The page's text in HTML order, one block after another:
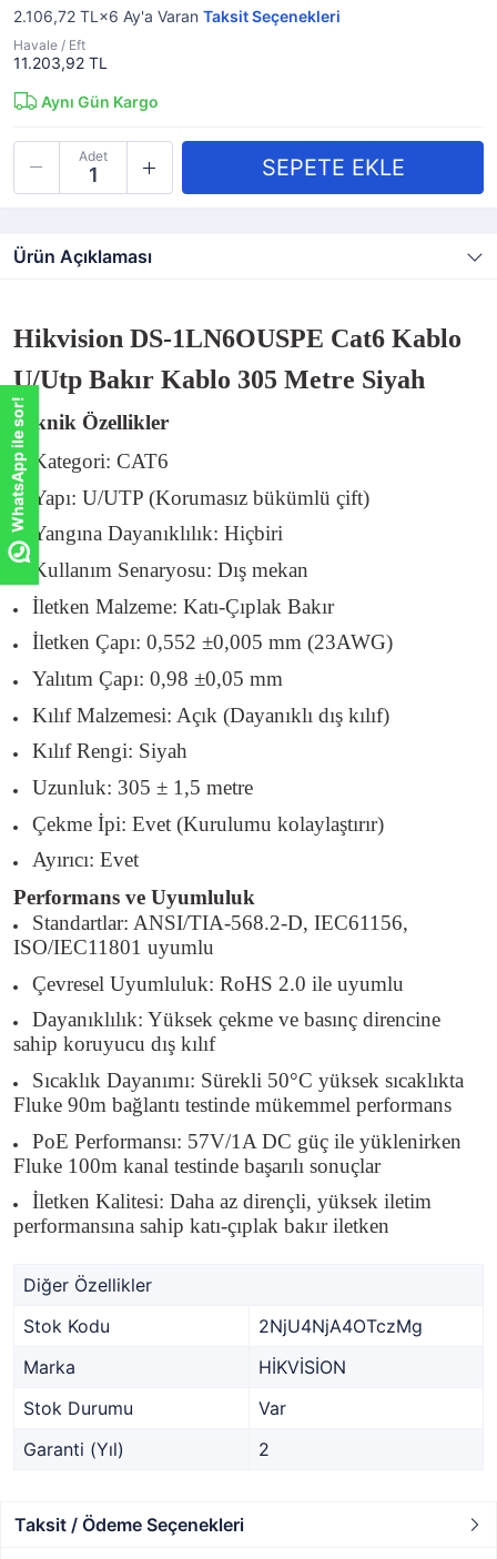
2.106,72 TL×6 Ay'a Varan Taksit Seçenekleri
Havale / Eft
11.203,92 TL
Aynı Gün Kargo
Adet
Ürün Açıklaması
Hikvision DS-1LN6OUSPE Cat6 Kablo
U/Utp Bakır Kablo 305 Metre Siyah
Teknik Özellikler
Kategori: CAT6
Yapı: U/UTP (Korumasız bükümlü çift)
Yangına Dayanıklılık: Hiçbiri
Kullanım Senaryosu: Dış mekan
İletken Malzeme: Katı-Çıplak Bakır
İletken Çapı: 0,552 ±0,005 mm (23AWG)
Yalıtım Çapı: 0,98 ±0,05 mm
Kılıf Malzemesi: Açık (Dayanıklı dış kılıf)
Kılıf Rengi: Siyah
Uzunluk: 305 ± 1,5 metre
Çekme İpi: Evet (Kurulumu kolaylaştırır)
Ayırıcı: Evet
Performans ve Uyumluluk
Standartlar: ANSI/TIA-568.2-D, IEC61156,
ISO/IEC11801 uyumlu
Çevresel Uyumluluk: RoHS 2.0 ile uyumlu
Dayanıklılık: Yüksek çekme ve basınç direncine
sahip koruyucu dış kılıf
Sıcaklık Dayanımı: Sürekli 50°C yüksek sıcaklıkta
Fluke 90m bağlantı testinde mükemmel performans
PoE Performansı: 57V/1A DC güç ile yüklenirken
Fluke 100m kanal testinde başarılı sonuçlar
İletken Kalitesi: Daha az dirençli, yüksek iletim
performansına sahip katı-çıplak bakır iletken
Diğer Özellikler
Stok Kodu
2NjU4NjA4OTczMg
Marka
HİKVİSİON
Stok Durumu
Var
Garanti (Yıl)
2
Taksit / Ödeme Seçenekleri
WhatsApp ile sor!
WhatsApp ile sor!